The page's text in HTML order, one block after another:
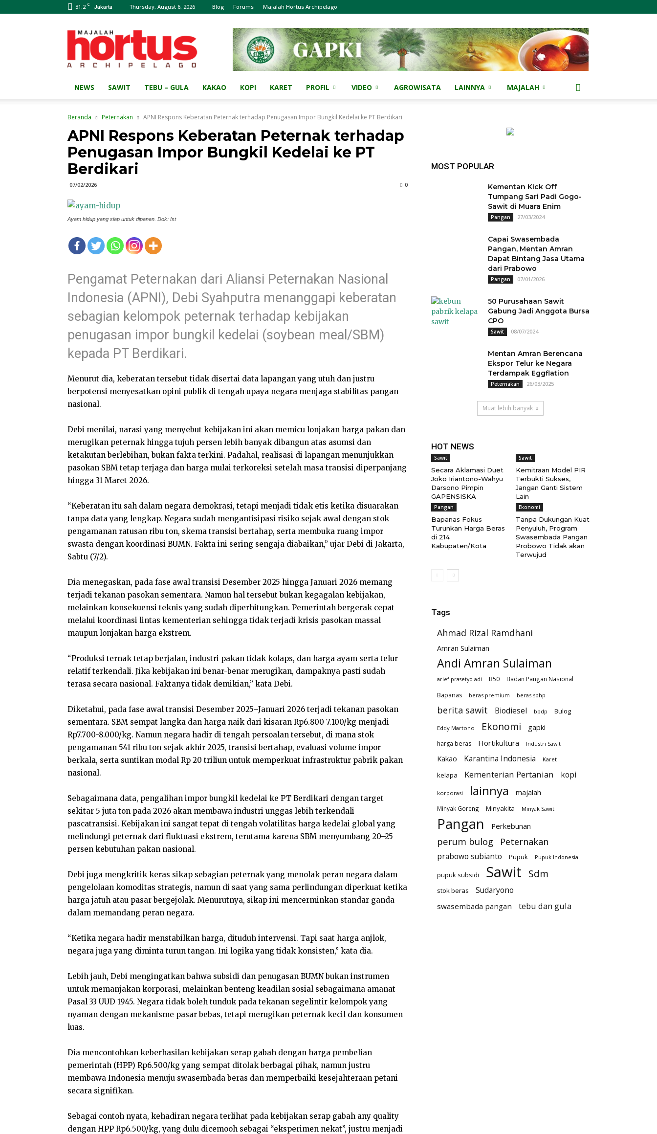
31.2 C Jakarta Thursday, August 6, 2026 Blog Forums Majalah Hortus Archipelago
Majalah
HORTUS
Archipelago
NEWS SAWIT TEBU – GULA KAKAO KOPI KARET PROFIL VIDEO AGROWISATA LAINNYA MAJALAH
Beranda Peternakan APNI Respons Keberatan Peternak terhadap Penugasan Impor Bungkil Kedelai ke PT Berdikari
APNI Respons Keberatan Peternak terhadap
Penugasan Impor Bungkil Kedelai ke PT
Berdikari
07/02/2026 0
Ayam hidup yang siap untuk dipanen. Dok: Ist
Pengamat Peternakan dari Aliansi Peternakan Nasional
Indonesia (APNI), Debi Syahputra menanggapi keberatan
sebagian kelompok peternak terhadap kebijakan
penugasan impor bungkil kedelai (soybean meal/SBM)
kepada PT Berdikari.
Menurut dia, keberatan tersebut tidak disertai data lapangan yang utuh dan justru
berpotensi menyesatkan opini publik di tengah upaya negara menjaga stabilitas pangan
nasional.
Debi menilai, narasi yang menyebut kebijakan ini akan memicu lonjakan harga pakan dan
merugikan peternak hingga tujuh persen lebih banyak dibangun atas asumsi dan
ketakutan berlebihan, bukan fakta terkini. Padahal, realisasi di lapangan menunjukkan
pasokan SBM tetap terjaga dan harga mulai terkoreksi setelah masa transisi diperpanjang
hingga 31 Maret 2026.
“Keberatan itu sah dalam negara demokrasi, tetapi menjadi tidak etis ketika disuarakan
tanpa data yang lengkap. Negara sudah mengantisipasi risiko sejak awal dengan stok
pengamanan ratusan ribu ton, skema transisi bertahap, serta membuka ruang impor
swasta dengan koordinasi BUMN. Fakta ini sering sengaja diabaikan,” ujar Debi di Jakarta,
Sabtu (7/2).
Dia menegaskan, pada fase awal transisi Desember 2025 hingga Januari 2026 memang
terjadi tekanan pasokan sementara. Namun hal tersebut bukan kegagalan kebijakan,
melainkan konsekuensi teknis yang sudah diperhitungkan. Pemerintah bergerak cepat
melalui koordinasi lintas kementerian sehingga tidak terjadi krisis pasokan massal
maupun lonjakan harga ekstrem.
“Produksi ternak tetap berjalan, industri pakan tidak kolaps, dan harga ayam serta telur
relatif terkendali. Jika kebijakan ini benar-benar merugikan, dampaknya pasti sudah
terasa secara nasional. Faktanya tidak demikian,” kata Debi.
Diketahui, pada fase awal transisi Desember 2025–Januari 2026 terjadi tekanan pasokan
sementara. SBM sempat langka dan harga naik dari kisaran Rp6.800-7.100/kg menjadi
Rp7.700-8.000/kg. Namun negara hadir di tengah persoalan tersebut, di mana stok
pengamanan 541 ribu ton sejak akhir 2025, transisi bertahap, evaluasi volume impor
berkala, serta suntikan modal Rp 20 triliun untuk memperkuat infrastruktur pabrik pakan
nasional.
Sebagaimana data, pengalihan impor bungkil kedelai ke PT Berdikari dengan target
sekitar 5 juta ton pada 2026 akan membawa industri unggas lebih terkendali
pascatransisi. Kebijakan ini sangat tepat di tengah volatilitas harga kedelai global yang
melindungi peternak dari fluktuasi ekstrem, terutama karena SBM menyumbang 20–25
persen kebutuhan pakan nasional.
Debi juga mengkritik keras sikap sebagian peternak yang menolak peran negara dalam
pengelolaan komoditas strategis, namun di saat yang sama perlindungan diperkuat ketika
harga jatuh atau pasar bergejolak. Menurutnya, sikap ini mencerminkan standar ganda
dalam memandang peran negara.
“Ketika negara hadir menstabilkan harga, dituduh intervensi. Tapi saat harga anjlok,
negara juga yang diminta turun tangan. Ini logika yang tidak konsisten,” kata dia.
Lebih jauh, Debi mengingatkan bahwa subsidi dan penugasan BUMN bukan instrumen
untuk memanjakan korporasi, melainkan benteng keadilan sosial sebagaimana amanat
Pasal 33 UUD 1945. Negara tidak boleh tunduk pada tekanan segelintir kelompok yang
nyaman dengan mekanisme pasar bebas, tetapi merugikan peternak kecil dan konsumen
luas.
Dia mencontohkan keberhasilan kebijakan serap gabah dengan harga pembelian
pemerintah (HPP) Rp6.500/kg yang sempat ditolak berbagai pihak, namun justru
membawa Indonesia menuju swasembada beras dan memperbaiki kesejahteraan petani
secara signifikan.
Sebagai contoh nyata, kehadiran negara terlihat pada kebijakan serap gabah any quality
dengan HPP Rp6.500/kg, yang dulu dicemooh sebagai “eksperimen nekat”, justru menjadi
MOST POPULAR
Kementan Kick Off
Tumpang Sari Padi Gogo-
Sawit di Muara Enim
Pangan 27/03/2024
Capai Swasembada
Pangan, Mentan Amran
Dapat Bintang Jasa Utama
dari Prabowo
Pangan 07/01/2026
50 Purusahaan Sawit
Gabung Jadi Anggota Bursa
CPO
Sawit 08/07/2024
Mentan Amran Berencana
Ekspor Telur ke Negara
Terdampak Eggflation
Peternakan 26/03/2025
Muat lebih banyak
HOT NEWS
Sawit
Secara Aklamasi Duet
Joko Iriantono-Wahyu
Darsono Pimpin
GAPENSISKA
Sawit
Kemitraan Model PIR
Terbukti Sukses,
Jangan Ganti Sistem
Lain
Pangan
Bapanas Fokus
Turunkan Harga Beras
di 214
Kabupaten/Kota
Ekonomi
Tanpa Dukungan Kuat
Penyuluh, Program
Swasembada Pangan
Probowo Tidak akan
Terwujud
Tags
Ahmad Rizal Ramdhani
Amran Sulaiman
Andi Amran Sulaiman
arief prasetyo adi B50 Badan Pangan Nasional
Bapanas beras premium beras sphp
berita sawit Biodiesel bpdp Bulog
Eddy Martono Ekonomi gapki
harga beras Hortikultura Industri Sawit
Kakao Karantina Indonesia Karet
kelapa Kementerian Pertanian kopi
korporasi lainnya majalah
Minyak Goreng Minyakita Minyak Sawit
Pangan Perkebunan
perum bulog Peternakan
prabowo subianto Pupuk Pupuk Indonesia
pupuk subsidi Sawit Sdm
stok beras Sudaryono
swasembada pangan tebu dan gula